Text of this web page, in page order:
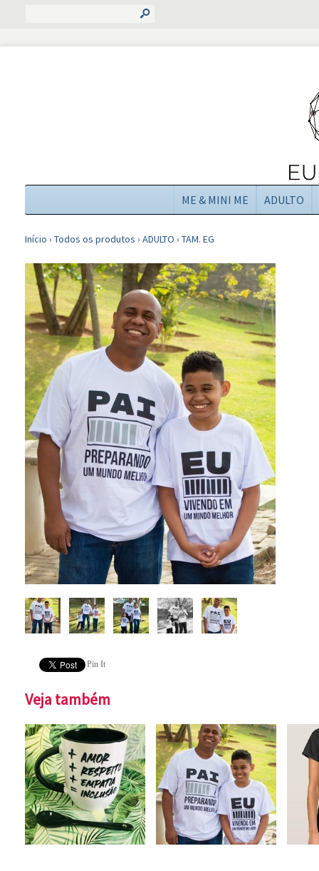
s
ME & MINI ME ADULTO
Início › Todos os produtos › ADULTO › TAM. EG
Pin It
Veja também